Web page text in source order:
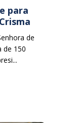
para
de
de 150